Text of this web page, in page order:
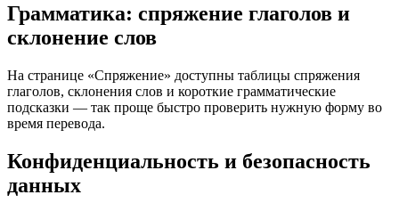
Грамматика: спряжение глаголов и
склонение слов
На странице «Спряжение» доступны таблицы спряжения
глаголов, склонения слов и короткие грамматические
подсказки — так проще быстро проверить нужную форму во
время перевода.
Конфиденциальность и безопасность
данных